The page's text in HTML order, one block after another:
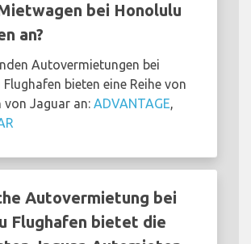
bei Honolulu
an?
Autovermietungen bei
bieten eine Reihe von
von Jaguar an: ADVANTAGE,
Autovermietung bei
Flughafen bietet die